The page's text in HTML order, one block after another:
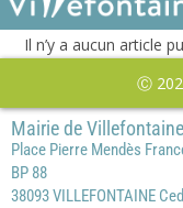
Il n’y a aucun article
Ⓒ
Mairie de Villefontaine
Place Pierre Mendès
BP 88
38093 VILLEFONTAINE